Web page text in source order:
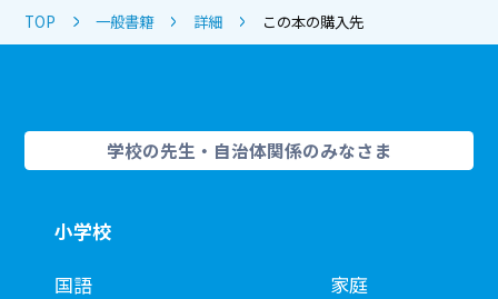
TOP 一般書籍 詳細 この本の購入先
学校の先生・自治体関係のみなさま
小学校
国語
家庭